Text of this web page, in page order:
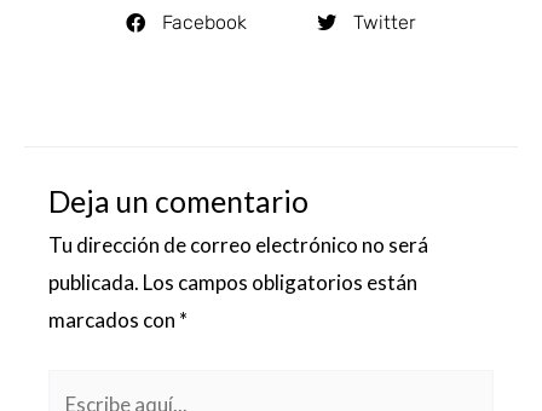
Facebook Twitter
Deja un comentario
Tu dirección de correo electrónico no será
publicada. Los campos obligatorios están
marcados con *